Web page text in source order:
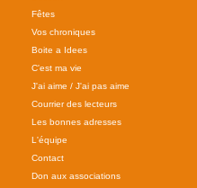
Fêtes
Vos chroniques
Boite a Idees
C'est ma vie
J'ai aime / J'ai pas aime
Courrier des lecteurs
Les bonnes adresses
L'équipe
Contact
Don aux associations